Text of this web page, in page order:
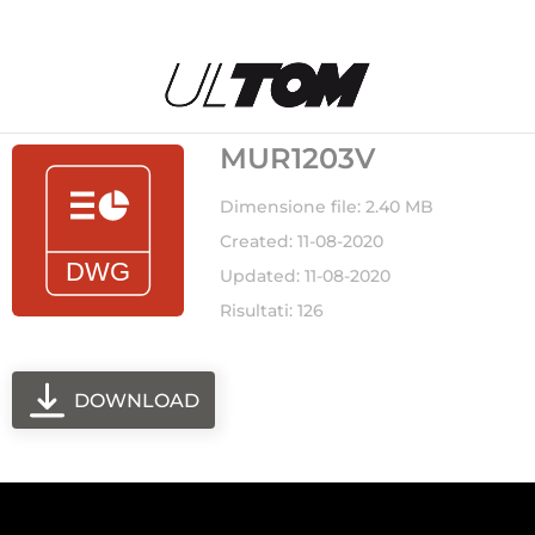
MUR1203V
Dimensione file: 2.40 MB
Created: 11-08-2020
Updated: 11-08-2020
Risultati: 126
DOWNLOAD